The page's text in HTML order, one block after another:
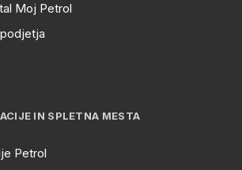
Moj Petrol
IN SPLETNA MESTA
Petrol